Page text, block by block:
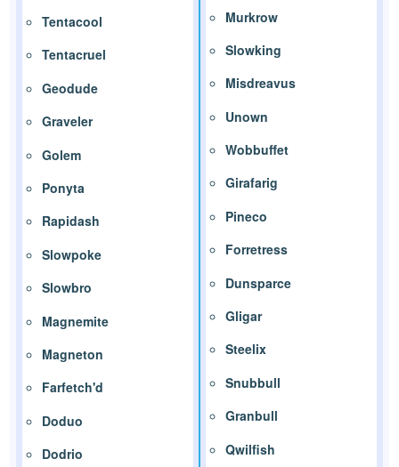
Tentacool
Tentacruel
Geodude
Graveler
Golem
Ponyta
Rapidash
Slowpoke
Slowbro
Magnemite
Magneton
Farfetch'd
Doduo
Dodrio
Murkrow
Slowking
Misdreavus
Unown
Wobbuffet
Girafarig
Pineco
Forretress
Dunsparce
Gligar
Steelix
Snubbull
Granbull
Qwilfish